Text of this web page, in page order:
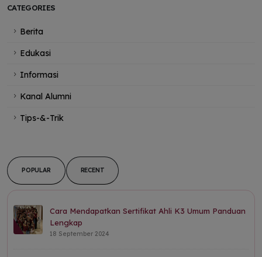
CATEGORIES
Berita
Edukasi
Informasi
Kanal Alumni
Tips-&-Trik
POPULAR RECENT
Cara Mendapatkan Sertifikat Ahli K3 Umum Panduan
Lengkap
18 September 2024